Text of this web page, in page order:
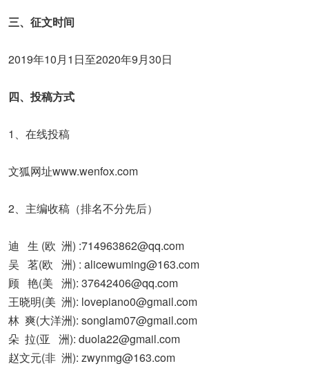
三、征文时间
2019年10月1日至2020年9月30日
四、投稿方式
1、在线投稿
文狐网址www.wenfox.com
2、主编收稿（排名不分先后）
迪 生 (欧 洲) :714963862@qq.com
吴 茗(欧 洲) : alicewuming@163.com
顾 艳(美 洲): 37642406@qq.com
王晓明(美 洲): lovepiano0@gmail.com
林 爽(大洋洲): songlam07@gmail.com
朵 拉(亚 洲): duola22@gmail.com
赵文元(非 洲): zwynmg@163.com